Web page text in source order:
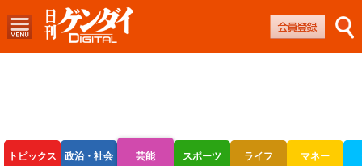
トピックス 政治・社会 芸能 スポーツ ライフ マネー